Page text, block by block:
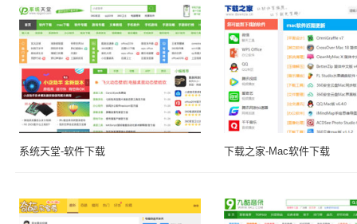
系统天堂-软件下载 下载之家-Mac软件下载